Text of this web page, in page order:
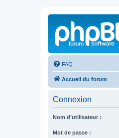
FAQ
Accueil du forum
Connexion
Nom d’utilisateur :
Mot de passe :